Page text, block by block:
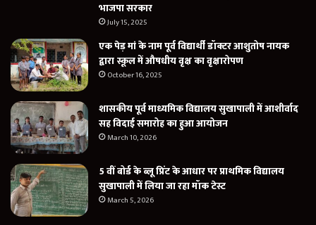
भाजपा सरकार
July 15, 2025
एक पेड़ मां के नाम पूर्व विद्यार्थी डॉक्टर आशुतोष नायक
द्वारा स्कूल में औषधीय वृक्ष का वृक्षारोपण
October 16, 2025
शासकीय पूर्व माध्यमिक विद्यालय सुखापाली में आशीर्वाद
सह विदाई समारोह का हुआ आयोजन
March 10, 2026
5 वीं बोर्ड के ब्लू प्रिंट के आधार पर प्राथमिक विद्यालय
सुखापाली में लिया जा रहा मॉक टेस्ट
March 5, 2026